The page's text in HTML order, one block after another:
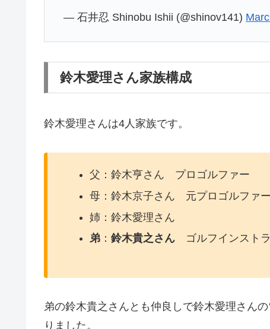
— 石井忍 Shinobu Ishii (@shinov141)
鈴木愛理さん家族構成
鈴木愛理さんは4人家族です。
父：鈴木亨さん プロゴルファー
母：鈴木京子さん 元プロゴルファー
姉：鈴木愛理さん
弟： 鈴木貴之さんゴルフインスト
弟の鈴木貴之さんとも仲良しで鈴木愛理さん
りました。